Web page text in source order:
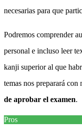
necesarias para que
Podremos comprender
personal e incluso leer
kanji superior al que
temas nos preparará con
de aprobar el examen.
Pros